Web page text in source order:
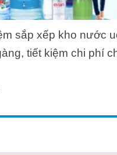
sắp xếp kho nước
tiết kiệm chi phí